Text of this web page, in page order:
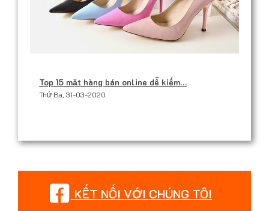
Top 15 mặt hàng bán online dễ kiếm…
Thứ Ba, 31-03-2020
KẾT NỐI VỚI CHÚNG TÔI